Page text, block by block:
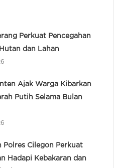
Perkuat Pencegahan
dan Lahan
Ajak Warga Kibarkan
Putih Selama Bulan
Polres Cilegon Perkuat
Hadapi Kebakaran dan